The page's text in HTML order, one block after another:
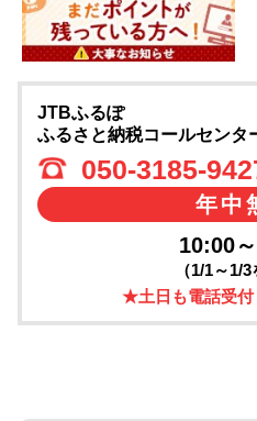
JTBふるぽ
ふるさと納税コールセンタ
050-3185-
年中
10:00
（1/1～1/3
★土日も電話受付